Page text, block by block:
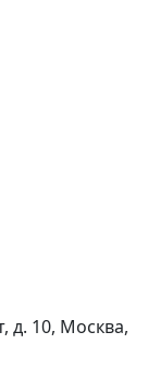
д. 10, Москва,